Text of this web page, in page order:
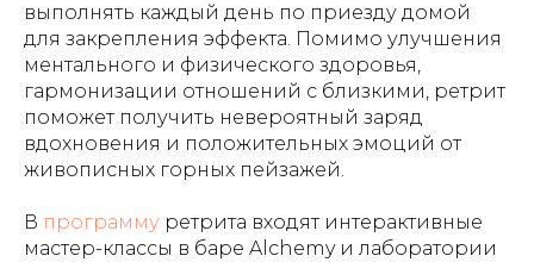
выполнять каждый день по приезду домой
для закрепления эффекта. Помимо улучшения
ментального и физического здоровья,
гармонизации отношений с близкими, ретрит
поможет получить невероятный заряд
вдохновения и положительных эмоций от
живописных горных пейзажей.
В программу ретрита входят интерактивные
мастер-классы в баре Alchemy и лаборатории